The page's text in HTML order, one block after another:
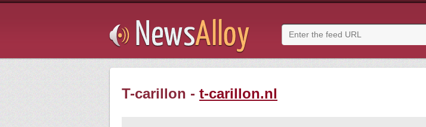
T-carillon - t-carillon.nl